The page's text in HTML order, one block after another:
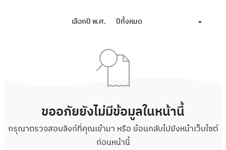
เลือกปี พ.ศ. ปีทั้งหมด
ขออภัยยังไม่มีข้อมูลในหน้านี้
กรุณาตรวจสอบลิงก์ที่คุณเข้ามา หรือ ย้อนกลับไปยังหน้าเว็บไซต์
ก่อนหน้านี้